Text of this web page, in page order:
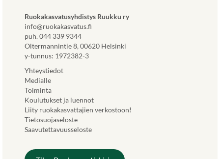
Ruokakasvatusyhdistys Ruukku ry
info@ruokakasvatus.fi
puh. 044 339 9344
Oltermannintie 8, 00620 Helsinki
y-tunnus: 1972382-3
Yhteystiedot
Medialle
Toiminta
Koulutukset ja luennot
Liity ruokakasvattajien verkostoon!
Tietosuojaseloste
Saavutettavuusseloste